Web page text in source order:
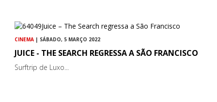
CINEMA | SÁBADO, 5 MARÇO 2022
JUICE - THE SEARCH REGRESSA A SÃO FRANCISCO
Surftrip de Luxo...